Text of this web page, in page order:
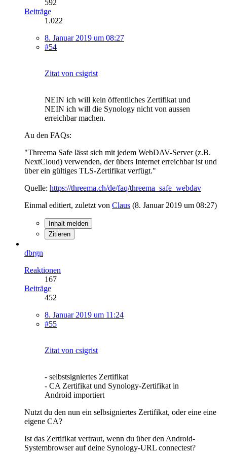
592
Beiträge
1.022
8. Januar 2019 um 08:27
#54
Zitat von csigrist
NEIN ich will kein öffentliches Zertifikat und
NEIN ich will die Synology nicht von aussen
erreichbar machen.
Au den FAQs:
"Threema Safe lässt sich mit jedem WebDAV-Server (z.B.
NextCloud) verwenden, der übers Internet erreichbar ist und
über ein gültiges TLS-Zertifikat verfügt."
Quelle: https://threema.ch/de/faq/threema_safe_webdav
Einmal editiert, zuletzt von Claus (8. Januar 2019 um 08:27)
Inhalt melden
Zitieren
dbrgn
Reaktionen
167
Beiträge
452
8. Januar 2019 um 11:24
#55
Zitat von csigrist
- selbstsigniertes Zertifikat
- CA Zertifikat und Synology-Zertifikat in
Android importiert
Nutzt du den nun ein selbsigniertes Zertifikat, oder eine eine
eigene CA?
Ist das Zertifikat vertraut, wenn du über den Android-
Systembrowser auf deine Synology-URL connectest?